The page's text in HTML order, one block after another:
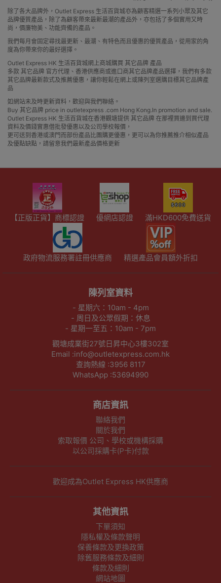
除了各大品牌外，Outlet Express 生活百貨城亦為顧客精選一系列小眾及其它
品牌優質產品，除了為顧客帶來最新最潮的產品外，亦包括了多個實用又時
尚，價廉物美、功能齊備的產品。
我們每月會固定尋找最更新、最潮、有特色而且優惠的優質產品，從用家的角
度為你帶來你的最好選擇。
Outlet Express HK 生活百貨城網上商城購買 其它品牌 產品
多款 其它品牌 官方代理、香港供應商或進口商其它品牌產品選擇，我們有多款
其它品牌最新款式及推薦優惠，讓你輕鬆在網上或陳列室選購目標其它品牌產
品
如網站未及時更新資料，歡迎與我們聯絡。
Buy 其它品牌 price in outletexpress .com Hong Kong.In promotion and sale.
Outlet Express HK 生活百貨城在香港觀塘提供 其它品牌 在那裡買邊到買代理
資料及價錢實惠借批發優惠以及公司學校報價，
更可送到香港或澳門而部份產品比團購更優惠，更可以為你推薦推介相似產品
及優點缺點，請留意我們最新產品價格更新
【正版正貨】商標認證 優網店認證 滿HKD600免費送貨
政府物流服務署註冊供應商 精選產品會員額外折扣
陳列室資料
- 星期六：10am - 4pm
- 周日及公眾假期：休息
- 星期一至五：10am - 7pm
觀塘成業街27號日昇中心3樓302室
Email :info@outletexpress.com.hk
查詢熱線 :3956 8117
WhatsApp :53694990
商店資訊
聯絡我們
關於我們
索取報價 公司、學校或機構採購
以公司採購卡(P卡)付款
歡迎成為Outlet Express HK供應商
其他資訊
下單須知
隱私權及條款聲明
保養條款及更換政策
除舊服務條款及細則
條款及細則
網站地圖